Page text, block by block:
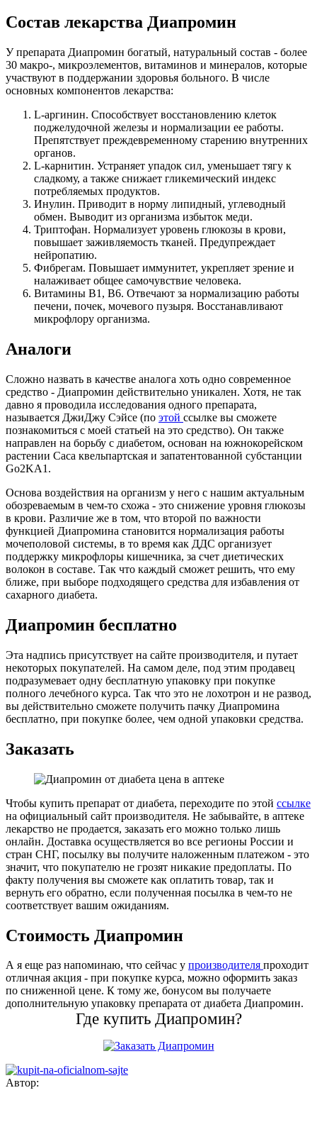
Состав лекарства Диапромин
У препарата Диапромин богатый, натуральный состав - более
30 макро-, микроэлементов, витаминов и минералов, которые
участвуют в поддержании здоровья больного. В числе
основных компонентов лекарства:
L-аргинин. Способствует восстановлению клеток
поджелудочной железы и нормализации ее работы.
Препятствует преждевременному старению внутренних
органов.
L-карнитин. Устраняет упадок сил, уменьшает тягу к
сладкому, а также снижает гликемический индекс
потребляемых продуктов.
Инулин. Приводит в норму липидный, углеводный
обмен. Выводит из организма избыток меди.
Триптофан. Нормализует уровень глюкозы в крови,
повышает заживляемость тканей. Предупреждает
нейропатию.
Фибрегам. Повышает иммунитет, укрепляет зрение и
налаживает общее самочувствие человека.
Витамины B1, B6. Отвечают за нормализацию работы
печени, почек, мочевого пузыря. Восстанавливают
микрофлору организма.
Аналоги
Сложно назвать в качестве аналога хоть одно современное
средство - Диапромин действительно уникален. Хотя, не так
давно я проводила исследования одного препарата,
называется ДжиДжу Сэйсе (по этой ссылке вы сможете
познакомиться с моей статьей на это средство). Он также
направлен на борьбу с диабетом, основан на южнокорейском
растении Саса квельпартская и запатентованной субстанции
Go2KA1.
Основа воздействия на организм у него с нашим актуальным
обозреваемым в чем-то схожа - это снижение уровня глюкозы
в крови. Различие же в том, что второй по важности
функцией Диапромина становится нормализация работы
мочеполовой системы, в то время как ДДС организует
поддержку микрофлоры кишечника, за счет диетических
волокон в составе. Так что каждый сможет решить, что ему
ближе, при выборе подходящего средства для избавления от
сахарного диабета.
Диапромин бесплатно
Эта надпись присутствует на сайте производителя, и путает
некоторых покупателей. На самом деле, под этим продавец
подразумевает одну бесплатную упаковку при покупке
полного лечебного курса. Так что это не лохотрон и не развод,
вы действительно сможете получить пачку Диапромина
бесплатно, при покупке более, чем одной упаковки средства.
Заказать
Чтобы купить препарат от диабета, переходите по этой ссылке
на официальный сайт производителя. Не забывайте, в аптеке
лекарство не продается, заказать его можно только лишь
онлайн. Доставка осуществляется во все регионы России и
стран СНГ, посылку вы получите наложенным платежом - это
значит, что покупателю не грозят никакие предоплаты. По
факту получения вы сможете как оплатить товар, так и
вернуть его обратно, если полученная посылка в чем-то не
соответствует вашим ожиданиям.
Стоимость Диапромин
А я еще раз напоминаю, что сейчас у производителя проходит
отличная акция - при покупке курса, можно оформить заказ
по сниженной цене. К тому же, бонусом вы получаете
дополнительную упаковку препарата от диабета Диапромин.
Где купить Диапромин?
Автор: